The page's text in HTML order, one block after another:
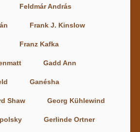
Feldmár András
Frank J. Kinslow
Franz Kafka
Gadd Ann
Ganésha
Shaw Georg Kühlewind
Gerlinde Ortner